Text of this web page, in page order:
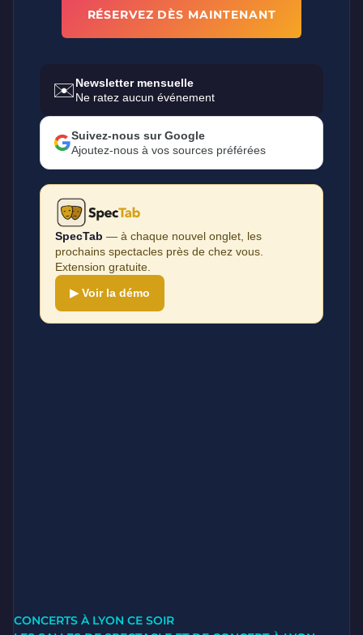
RÉSERVEZ DÈS MAINTENANT
✉️Newsletter mensuelle
Ne ratez aucun événement
Suivez-nous sur Google
Ajoutez-nous à vos sources préférées
SpecTab — à chaque nouvel onglet, les
prochains spectacles près de chez vous.
Extension gratuite.
▶ Voir la démo
CONCERTS À LYON CE SOIR